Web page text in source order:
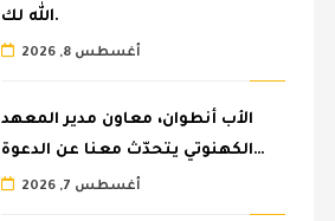
الله لك.
أغسطس 8, 2026
الأب أنطوان، معاون مدير المعهد
الكهنوتي يتحدّث معنا عن الدعوة…
أغسطس 7, 2026